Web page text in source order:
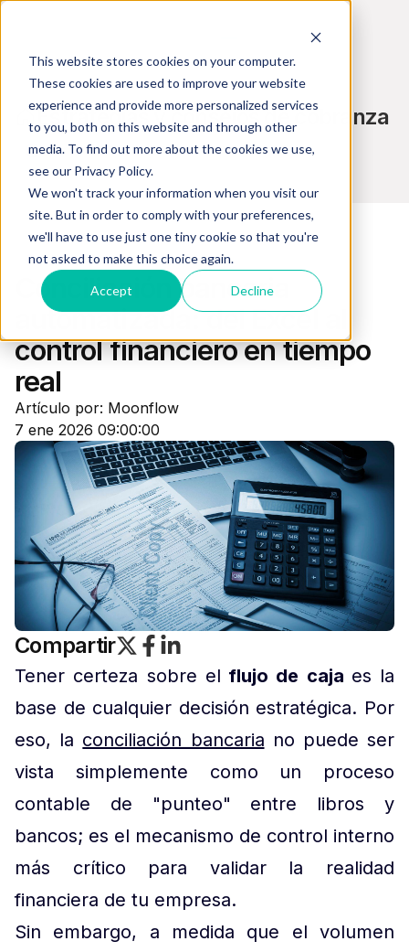
This website stores cookies on your computer.
These cookies are used to improve your website
experience and provide more personalized services
to you, both on this website and through other
media. To find out more about the cookies we use,
see our Privacy Policy.
We won't track your information when you visit our
site. But in order to comply with your preferences,
we'll have to use just one tiny cookie so that you're
not asked to make this choice again.
Accept Decline
Estrategias y consejos de cobranza
Gestión Financiera
Conciliación bancaria
automatizada: del Excel al
control financiero en tiempo
real
Artículo por: Moonflow
7 ene 2026 09:00:00
Compartir
Tener certeza sobre el flujo de caja es la
base de cualquier decisión estratégica. Por
eso, la conciliación bancaria no puede ser
vista simplemente como un proceso
contable de "punteo" entre libros y
bancos; es el mecanismo de control interno
más crítico para validar la realidad
financiera de tu empresa.
Sin embargo, a medida que el volumen